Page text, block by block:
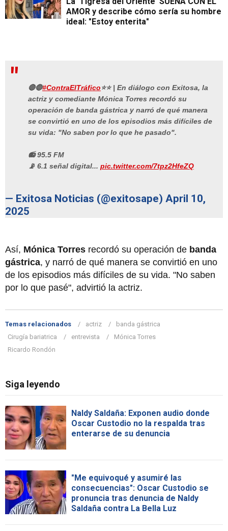
AMOR y describe cómo sería su hombre
ideal: "Estoy enterita"
🔴🔵#ContraElTráfico⭐⭐ | En diálogo con Exitosa, la
actriz y comediante Mónica Torres recordó su
operación de banda gástrica y narró de qué manera
se convirtió en uno de los episodios más difíciles de
su vida: "No saben por lo que he pasado".
📻 95.5 FM
📡 6.1 señal digital... pic.twitter.com/7tpz2HfeZQ
— Exitosa Noticias (@exitosape) April 10,
2025
Así, Mónica Torres recordó su operación de banda
gástrica, y narró de qué manera se convirtió en uno
de los episodios más difíciles de su vida. "No saben
por lo que pasé", advirtió la actriz.
Temas relacionados actriz
banda gástrica
Cirugía bariatrica
entrevista
Mónica Torres
Ricardo Rondón
Siga leyendo
Naldy Saldaña: Exponen audio donde
Oscar Custodio no la respalda tras
enterarse de su denuncia
"Me equivoqué y asumiré las
consecuencias": Oscar Custodio se
pronuncia tras denuncia de Naldy
Saldaña contra La Bella Luz